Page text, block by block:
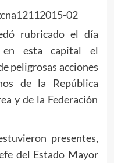
rubricado el día
en esta capital el
peligrosas acciones
de la República
y de la Federación
presentes,
del Estado Mayor